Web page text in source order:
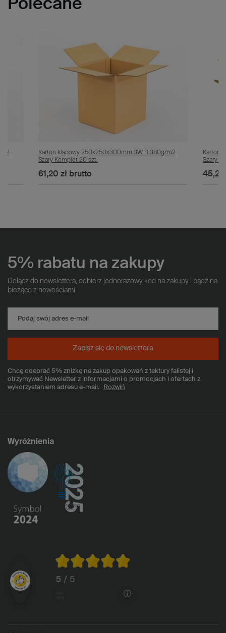
Polecane
Karton klapowy 250x250x300mm 3W B 380g/m2
Szary Komplet 20 szt.
61,20 złbrutto
Karton
Szary
45,20
5% rabatu na zakupy
Dołącz do newslettera, odbierz jednorazowy kod na zakupy i bądź na
bieżąco z nowościami
Podaj swój adres e-mail
Chcę odebrać 5% zniżkę na zakup opakowań z tektury falistej i
otrzymywać Newsletter z informacjami o promocjach i ofertach z
wykorzystaniem adresu e-mail.
Rozwiń
Zapisz się do newslettera
Wyróżnienia
5 / 5